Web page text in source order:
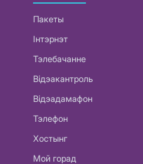
Пакеты
Інтэрнэт
Тэлебачанне
Відэакантроль
Відэадамафон
Тэлефон
Хостынг
Мой горад